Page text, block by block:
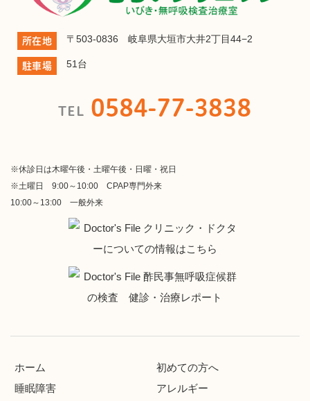
所在地 〒503-0836 岐阜県大垣市大井2丁目44−2
駐車場 51台
※休診日は木曜午後・土曜午後・日曜・祝日
※土曜日 9:00～10:00 CPAP専門外来
10:00～13:00 一般外来
ホーム
初めての方へ
睡眠障害
アレルギー